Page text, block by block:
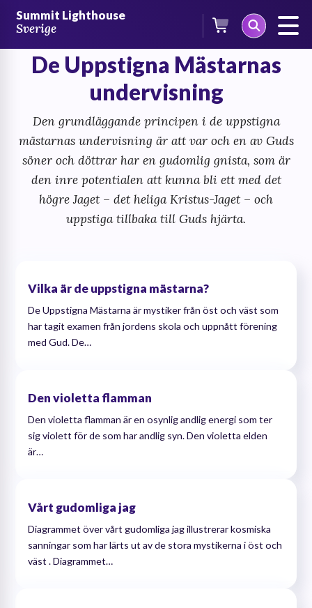
Summit Lighthouse
Sverige
De Uppstigna Mästarnas
undervisning
Den grundläggande principen i de uppstigna
mästarnas undervisning är att var och en av Guds
söner och döttrar har en gudomlig gnista, som är
den inre potentialen att kunna bli ett med det
högre Jaget – det heliga Kristus-Jaget – och
uppstiga tillbaka till Guds hjärta.
Vilka är de uppstigna mästarna?
De Uppstigna Mästarna är mystiker från öst och väst som
har tagit examen från jordens skola och uppnått förening
med Gud. De…
Den violetta flamman
Den violetta flamman är en osynlig andlig energi som ter
sig violett för de som har andlig syn. Den violetta elden
är…
Vårt gudomliga jag
Diagrammet över vårt gudomliga jag illustrerar kosmiska
sanningar som har lärts ut av de stora mystikerna i öst och
väst . Diagrammet…